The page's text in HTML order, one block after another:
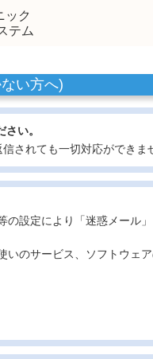
ック
テム
い方へ)
い。
されても一切対応ができま
の設定により「迷惑メール」
いのサービス、ソフトウェ